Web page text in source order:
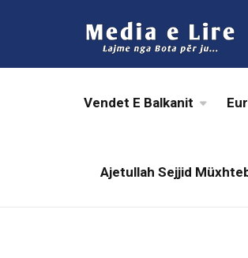
Vendet E Balkanit
Ajetullah Sejjid